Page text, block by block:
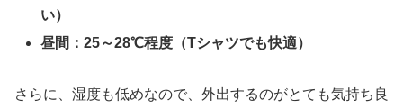
い）
昼間：25～28℃程度（Tシャツでも快適）
さらに、湿度も低めなので、外出するのがとても気持ち良